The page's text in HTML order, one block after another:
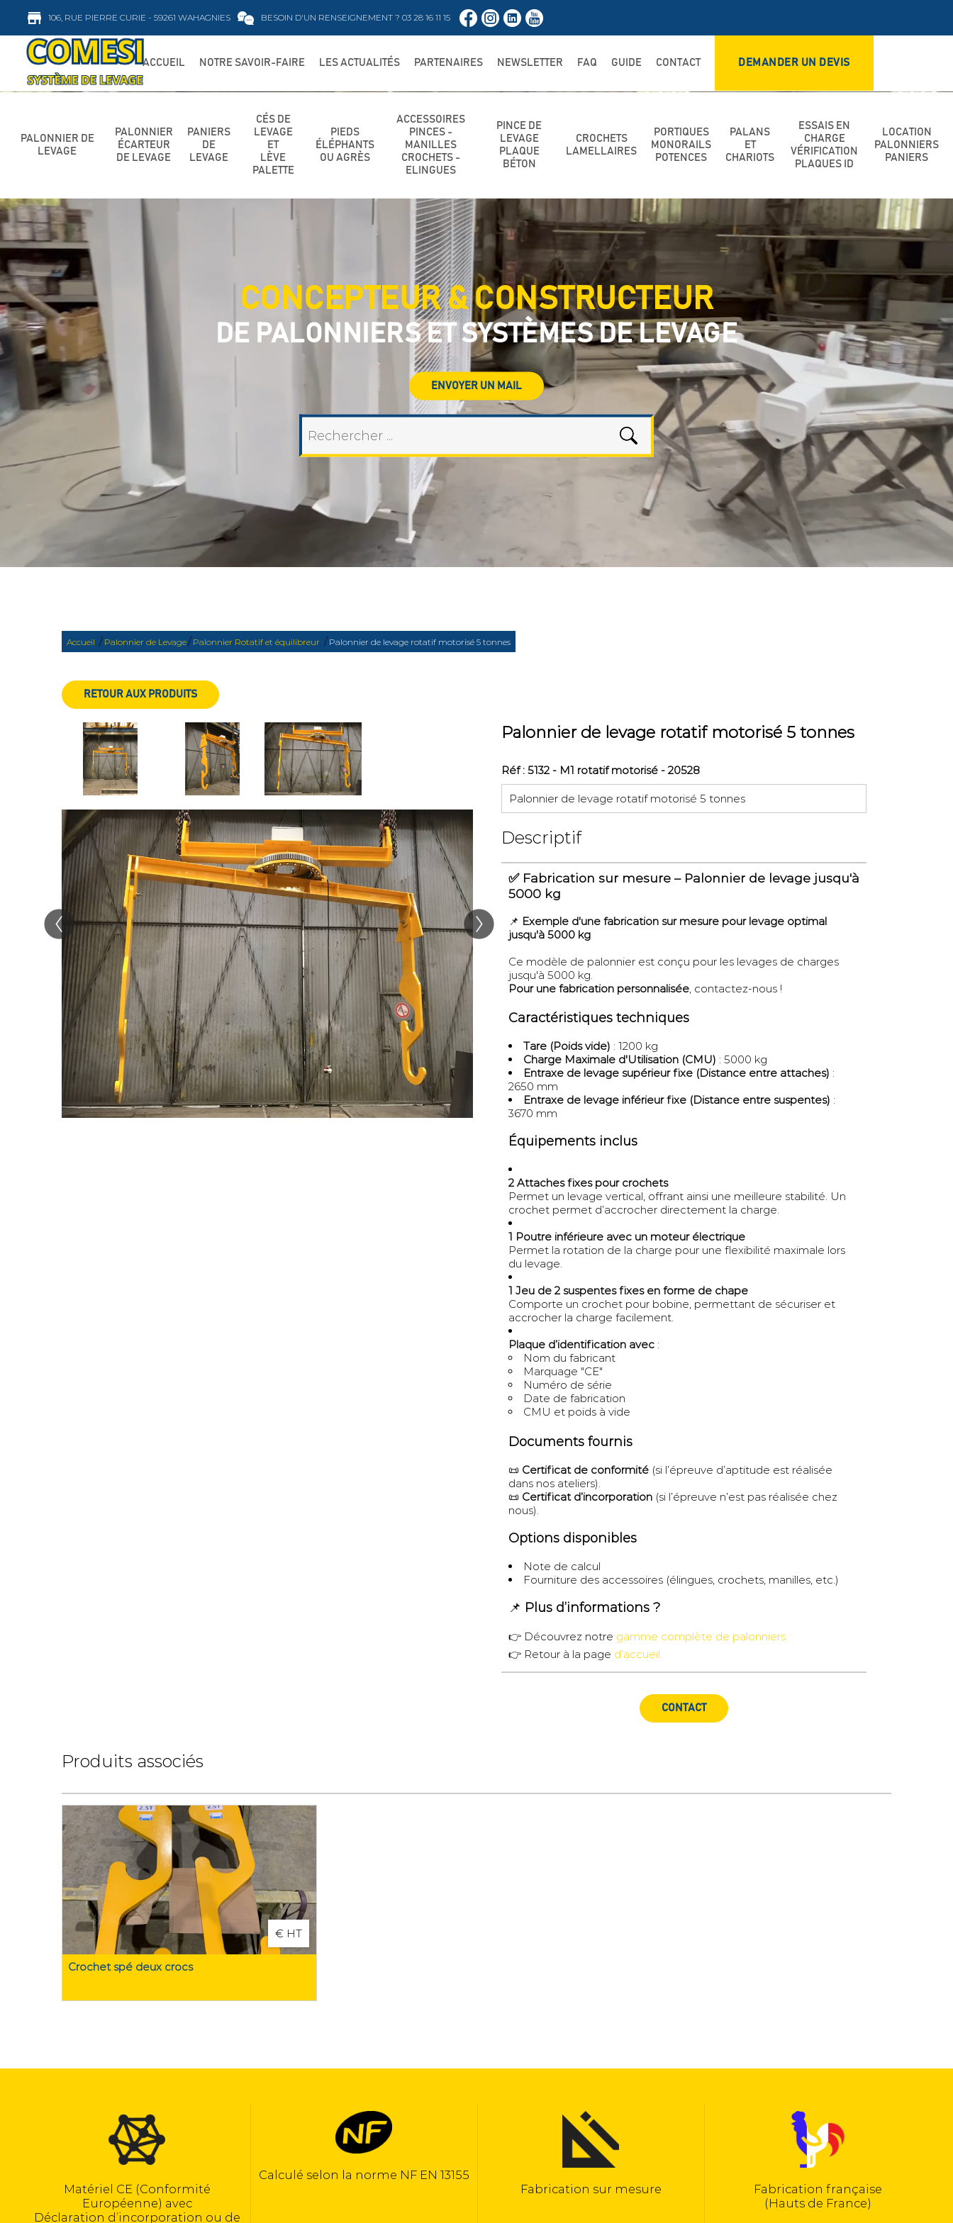
106, RUE PIERRE CURIE - 59261 WAHAGNIES BESOIN D'UN RENSEIGNEMENT ? 03 28 16 11 15
ACCUEIL NOTRE SAVOIR-FAIRE LES ACTUALITÉS PARTENAIRES NEWSLETTER FAQ GUIDE CONTACT DEMANDER UN DEVIS
PALONNIER DE
LEVAGE
PALONNIER
ÉCARTEUR
DE LEVAGE
PANIERS
DE
LEVAGE
CÉS DE
LEVAGE
ET
LÈVE
PALETTE
PIEDS
ÉLÉPHANTS
OU AGRÈS
ACCESSOIRES
PINCES -
MANILLES
CROCHETS -
ELINGUES
PINCE DE
LEVAGE
PLAQUE
BÉTON
CROCHETS
LAMELLAIRES
PORTIQUES
MONORAILS
POTENCES
PALANS
ET
CHARIOTS
ESSAIS EN
CHARGE
VÉRIFICATION
PLAQUES ID
LOCATION
PALONNIERS
PANIERS
CONCEPTEUR & CONSTRUCTEUR
DE PALONNIERS ET SYSTÈMES DE LEVAGE
ENVOYER UN MAIL
Accueil / Palonnier de Levage/ Palonnier Rotatif et équilibreur / Palonnier de levage rotatif motorisé 5 tonnes
RETOUR AUX PRODUITS
Palonnier de levage rotatif motorisé 5 tonnes
Réf : 5132 - M1 rotatif motorisé - 20528
Palonnier de levage rotatif motorisé 5 tonnes
Descriptif
✅ Fabrication sur mesure – Palonnier de levage jusqu'à
5000 kg
📌 Exemple d'une fabrication sur mesure pour levage optimal
jusqu'à 5000 kg
Ce modèle de palonnier est conçu pour les levages de charges
jusqu'à 5000 kg.
Pour une fabrication personnalisée, contactez-nous !
Caractéristiques techniques
Tare (Poids vide) : 1200 kg
Charge Maximale d'Utilisation (CMU) : 5000 kg
Entraxe de levage supérieur fixe (Distance entre attaches) :
2650 mm
Entraxe de levage inférieur fixe (Distance entre suspentes) :
3670 mm
Équipements inclus
2 Attaches fixes pour crochets
Permet un levage vertical, offrant ainsi une meilleure stabilité. Un
crochet permet d’accrocher directement la charge.
1 Poutre inférieure avec un moteur électrique
Permet la rotation de la charge pour une flexibilité maximale lors
du levage.
1 Jeu de 2 suspentes fixes en forme de chape
Comporte un crochet pour bobine, permettant de sécuriser et
accrocher la charge facilement.
Plaque d’identification avec :
Nom du fabricant
Marquage "CE"
Numéro de série
Date de fabrication
CMU et poids à vide
Documents fournis
📜 Certificat de conformité (si l’épreuve d’aptitude est réalisée
dans nos ateliers).
📜 Certificat d’incorporation (si l’épreuve n’est pas réalisée chez
nous).
Options disponibles
Note de calcul
Fourniture des accessoires (élingues, crochets, manilles, etc.)
📌 Plus d’informations ?
👉 Découvrez notre gamme complète de palonniers.
👉 Retour à la page d’accueil.
CONTACT
Produits associés
€ HT
Crochet spé deux crocs
ou de
Calculé selon la norme NF EN 13155
Fabrication française
50 années d’expérience
(expertise, bureau